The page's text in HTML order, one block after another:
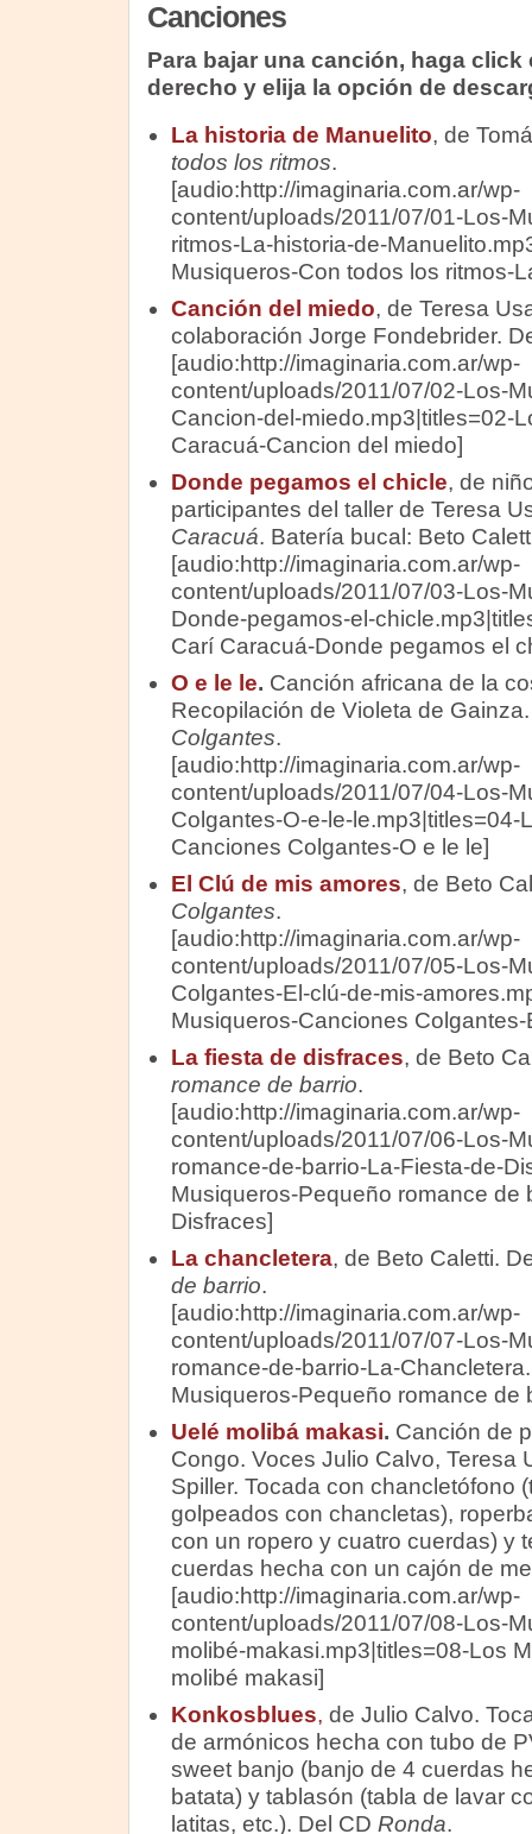
Canciones
Para bajar una canción, haga
derecho y elija la opción de
La historia de Manuelito, de
todos los ritmos.
[audio:http://imaginaria.com.ar/wp-
content/uploads/2011/07/01-Los-
ritmos-La-historia-de-
Musiqueros-Con todos los ritmos-
Canción del miedo, de Teresa
colaboración Jorge Fondebrider.
[audio:http://imaginaria.com.ar/wp-
content/uploads/2011/07/02-Los-
Cancion-del-miedo.mp3|titles=02-
Caracuá-Cancion del miedo]
Donde pegamos el chicle, de
participantes del taller de Teresa
Caracuá. Batería bucal: Beto
[audio:http://imaginaria.com.ar/wp-
content/uploads/2011/07/03-Los-
Donde-pegamos-el-
Carí Caracuá-Donde pegamos el
O e le le. Canción africana de la
Recopilación de Violeta de
Colgantes.
[audio:http://imaginaria.com.ar/wp-
content/uploads/2011/07/04-Los-
Colgantes-O-e-le-le.mp3|titles=04-
Canciones Colgantes-O e le le]
El Clú de mis amores, de Beto
Colgantes.
[audio:http://imaginaria.com.ar/wp-
content/uploads/2011/07/05-Los-
Colgantes-El-clú-de-mis-
Musiqueros-Canciones
La fiesta de disfraces, de Beto
romance de barrio.
[audio:http://imaginaria.com.ar/wp-
content/uploads/2011/07/06-Los-
romance-de-barrio-La-Fiesta-de-
Musiqueros-Pequeño romance de
Disfraces]
La chancletera, de Beto Caletti.
de barrio.
[audio:http://imaginaria.com.ar/wp-
content/uploads/2011/07/07-Los-
romance-de-barrio-La-
Musiqueros-Pequeño romance de
Uelé molibá makasi. Canción de
Congo. Voces Julio Calvo, Teresa
Spiller. Tocada con chancletófono
golpeados con chancletas),
con un ropero y cuatro cuerdas) y
cuerdas hecha con un cajón de
[audio:http://imaginaria.com.ar/wp-
content/uploads/2011/07/08-Los-
molibé-makasi.mp3|titles=08-Los
molibé makasi]
Konkosblues, de Julio Calvo.
de armónicos hecha con tubo de
sweet banjo (banjo de 4 cuerdas
batata) y tablasón (tabla de lavar
latitas, etc.). Del CD Ronda.